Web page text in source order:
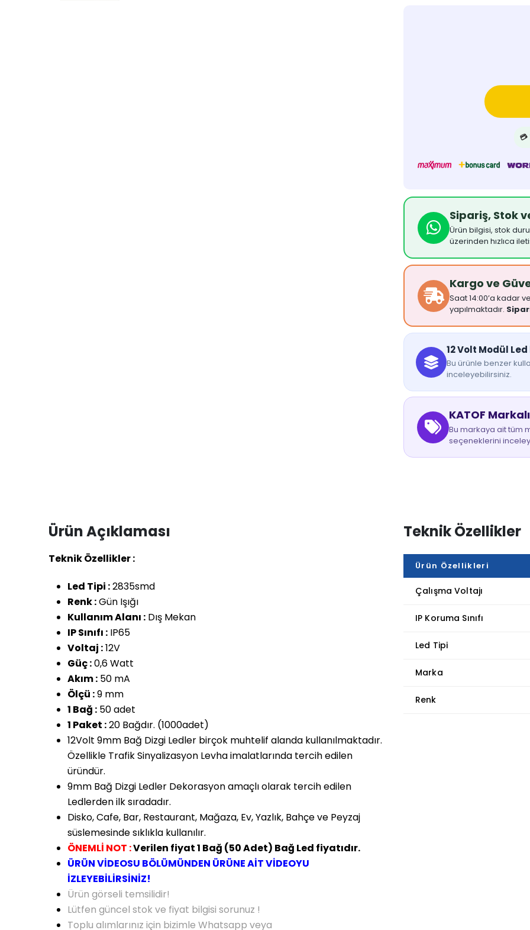
💳
Sipariş, Stok
Ürün bilgisi, stok
üzerinden hızlıca
Kargo ve
Saat 14:00’a kadar
yapılmaktadır.
12 Volt Modül
Bu ürünle benzer
inceleyebilirsiniz.
KATOF
Bu markaya ait tüm
seçeneklerini
Ürün Açıklaması
Teknik Özellikler :
Led Tipi :2835smd
Renk :Gün Işığı
Kullanım Alanı : Dış Mekan
IP Sınıfı : IP65
Voltaj :12V
Güç :0,6 Watt
Akım : 50 mA
Ölçü :9 mm
1 Bağ : 50 adet
1 Paket :20 Bağdır. (1000adet)
12Volt 9mm Bağ Dizgi Ledler birçok muhtelif alanda kullanılmaktadır.
Özellikle Trafik Sinyalizasyon Levha imalatlarında tercih edilen
üründür.
9mm Bağ Dizgi Ledler Dekorasyon amaçlı olarak tercih edilen
Ledlerden ilk sıradadır.
Disko, Cafe, Bar, Restaurant, Mağaza, Ev, Yazlık, Bahçe ve Peyzaj
süslemesinde sıklıkla kullanılır.
ÖNEMLİ NOT :Verilen fiyat 1 Bağ (50 Adet) Bağ Led fiyatıdır.
ÜRÜN VİDEOSU BÖLÜMÜNDEN ÜRÜNE AİT VİDEOYU
İZLEYEBİLİRSİNİZ!
Ürün görseli temsilidir!
Lütfen güncel stok ve fiyat bilgisi sorunuz !
Toplu alımlarınız için bizimle Whatsapp veya
Teknik Özellikler
Ürün Özellikleri
Çalışma Voltajı
IP Koruma Sınıfı
Led Tipi
Marka
Renk